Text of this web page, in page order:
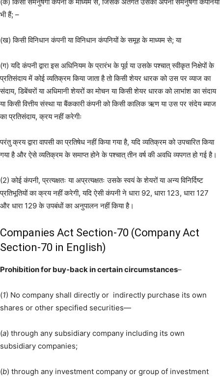
भी हैं; –
(ख) किसी विनिधान कंपनी या विनिधान कंपनियों के समूह के माध्यम से; या
(ग) यदि कंपनी द्वारा इस अधिनियम के प्रारंभ के पूर्व या उसके पश्चात् स्वीकृत निक्षेपों के
प्रतिसंदाय में कोई व्यतिक्रम किया जाता है तो किसी शेयर धारक को उस पर व्याज का
संदाय, डिबेंचरों या अधिमानी शेयरों का मोचन या किसी शेयर धारक को लाभांश का संदाय
या किसी वित्तीय संस्था या बैंककारी कंपनी को किसी कालिक ऋण या उस पर संदेय ब्याज
का प्रतिसंदाय, क्रय नहीं करेगीः
परंतु क्रय द्वारा वापसी का प्रतिषेध नहीं किया गया है, यदि व्यतिक्रम को उपचारित किया
गया है और ऐसे व्यतिक्रम के समाप्त होने के पश्चात् तीन वर्ष की अवधि व्यपगत हो गई है।
(2) कोई कंपनी, प्रत्यक्षतः या अप्रत्यक्षतः उसके स्वयं के शेयरों या अन्य विनिर्दिष्ट
प्रतिभूतियों का क्रय नहीं करेगी, यदि ऐसी कंपनी ने धारा 92, धारा 123, धारा 127
और धारा 129 के उपबंधों का अनुपालन नहीं किया है।
Companies Act Section-70 (Company Act
Section-70 in English)
Prohibition for buy-back in certain circumstances–
(1) No company shall directly or indirectly purchase its own
shares or other specified securities—
(a) through any subsidiary company including its own
subsidiary companies;
(b) through any investment company or group of investment